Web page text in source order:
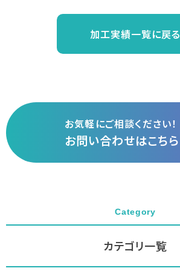
加工実績一覧に戻る
お気軽にご相談ください！
お問い合わせはこちら
Category
カテゴリ一覧